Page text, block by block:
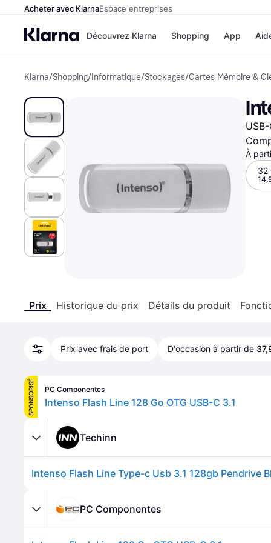
Acheter avec KlarnaEspace entreprises
Découvrez Klarna
Options de
Payer maintenant
Paiement en 3 fois
Paiement à 30 jours
Klarna sur Apple Pay
Shopping
Magasins
Airbnb
Temu
JD
Voir tous
App
Klarna/Shopping/ Informatique/Stockages/Cartes Mémoire &
À
32
Prix Historique du prix Détails du produit
Prix avec frais de port D'occasion à partir de
SPONSORISÉ PC Componentes
Intenso Flash Line 128 Go OTG USB-C 3.1
Techinn
Intenso Flash Line Type-c Usb 3.1 128gb Pendrive
PC Componentes